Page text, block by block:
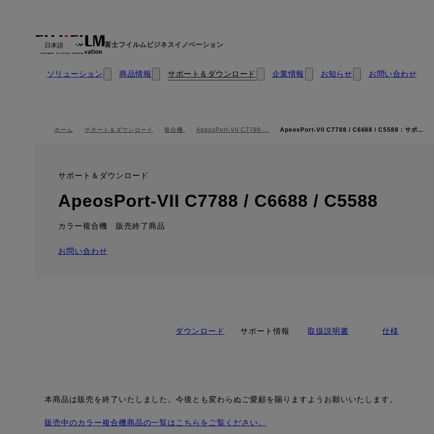
富士フイルムビジネスイノベーション
ソリューション 商品情報 サポート＆ダウンロード 企業情報 お知らせ お問い合わせ
ホーム サポート＆ダウンロード 複合機 ApeosPort-VII C7788 … ApeosPort-VII C7788 / C6688 / C5588 : サポ…
サポート＆ダウンロード
:
ApeosPort-VII C7788 / C6688 / C5588
カラー複合機 販売終了商品
お問い合わせ
ダウンロード サポート情報 取扱説明書 仕様
本商品は販売を終了いたしました。今後とも変わらぬご愛顧を賜りますようお願いいたします。
販売中のカラー複合機商品の一覧はこちらをご覧ください。